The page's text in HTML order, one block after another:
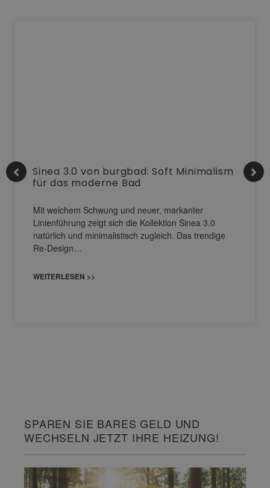
Sinea 3.0 von burgbad: Soft Minimalism
für das moderne Bad
Mit weichem Schwung und neuer, markanter
Linienführung zeigt sich die Kollektion Sinea 3.0
natürlich und minimalistisch zugleich. Das trendige
Re-Design…
WEITERLESEN >>
SPAREN SIE BARES GELD UND
WECHSELN JETZT IHRE HEIZUNG!